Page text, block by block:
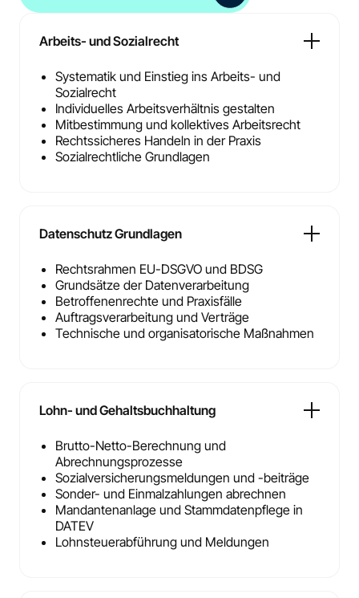
Arbeits- und Sozialrecht
Systematik und Einstieg ins Arbeits- und
Sozialrecht
Individuelles Arbeitsverhältnis gestalten
Mitbestimmung und kollektives Arbeitsrecht
Rechtssicheres Handeln in der Praxis
Sozialrechtliche Grundlagen
Datenschutz Grundlagen
Rechtsrahmen EU-DSGVO und BDSG
Grundsätze der Datenverarbeitung
Betroffenenrechte und Praxisfälle
Auftragsverarbeitung und Verträge
Technische und organisatorische Maßnahmen
Lohn- und Gehaltsbuchhaltung
Brutto-Netto-Berechnung und
Abrechnungsprozesse
Sozialversicherungsmeldungen und -beiträge
Sonder- und Einmalzahlungen abrechnen
Mandantenanlage und Stammdatenpflege in
DATEV
Lohnsteuerabführung und Meldungen